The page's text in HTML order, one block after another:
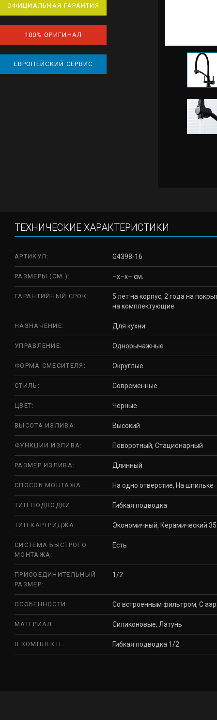
ОФИЦИАЛЬНАЯ ГАРАНТИЯ
100% ОРИГИНАЛ
ЕВРОПЕЙСКИЙ СЕРВИС
ТЕХНИЧЕСКИЕ ХАРАКТЕРИСТИКИ
АРТИКУЛ: G4398-16
РАЗМЕРЫ (СМ.): –x–x– см.
ГАРАНТИЙНЫЙ СРОК:
5 лет на корпус, 2 года на
на комплектующие
НАЗНАЧЕНИЕ: Для кухни
УПРАВЛЕНИЕ: Однорычажные
ФОРМА СМЕСИТЕЛЯ: Округлые
СТИЛЬ: Современные
ЦВЕТ: Черные
ВЫСОТА ИЗЛИВА: Высокий
ФУНКЦИИ ИЗЛИВА: Поворотный, Стационарный
РАЗМЕР ИЗЛИВА: Длинный
СПОСОБ МОНТАЖА: На одно отверстие, На шпильке
ТИП ПОДВОДКИ: Гибкая подводка
ТИП КАРТРИДЖА: Экономичный, Керамический
СИСТЕМА БЫСТРОГО
МОНТАЖА:
Есть
ПРИСОЕДИНИТЕЛЬНЫЙ
РАЗМЕР:
1/2
ОСОБЕННОСТИ: Со встроенным фильтром, С
МАТЕРИАЛ: Силиконовые, Латунь
В КОМПЛЕКТЕ: Гибкая подводка 1/2